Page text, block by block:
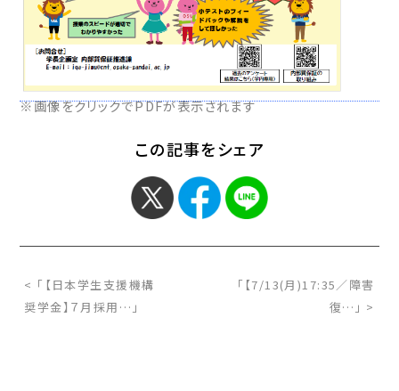
※画像をクリックでPDFが表示されます
この記事をシェア
< 「【日本学生支援機構
奨学金】７月採用…」
「【7/13(月)17:35／障害
復…」 >